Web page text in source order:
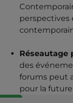
perspectives
Réseautage
des
forums peut
pour la